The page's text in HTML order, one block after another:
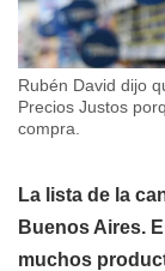
Rubén David dijo
Precios Justos
compra.
La lista de la
Buenos Aires.
muchos